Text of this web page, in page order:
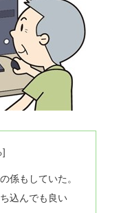
係もしていた。
込んでも良い